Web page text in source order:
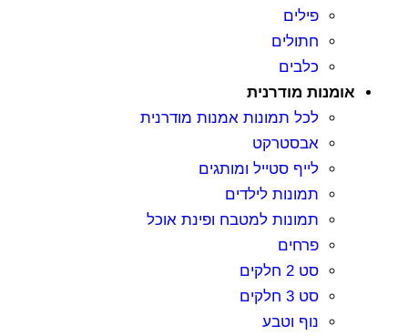
פילים
חתולים
כלבים
אומנות מודרנית
לכל תמונות אמנות מודרנית
אבסטרקט
לייף סטייל ומותגים
תמונות לילדים
תמונות למטבח ופינת אוכל
פרחים
סט 2 חלקים
סט 3 חלקים
נוף וטבע